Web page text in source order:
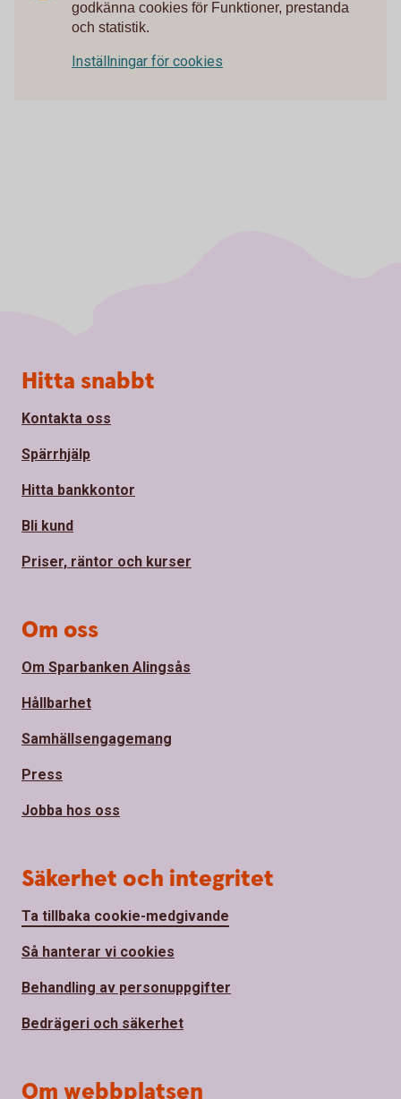
godkänna cookies för Funktioner, prestanda
och statistik.
Inställningar för cookies
Sidfot
Hitta snabbt
Kontakta oss
Spärrhjälp
Hitta bankkontor
Bli kund
Priser, räntor och kurser
Om oss
Om Sparbanken Alingsås
Hållbarhet
Samhällsengagemang
Press
Jobba hos oss
Säkerhet och integritet
Ta tillbaka cookie-medgivande
Så hanterar vi cookies
Behandling av personuppgifter
Bedrägeri och säkerhet
Om webbplatsen